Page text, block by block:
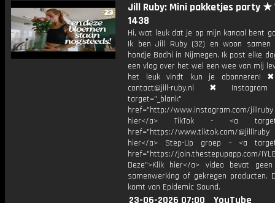
Jill Ruby: Mini pakketjes party ★
1438
Hi, wat leuk dat je op mijn kanaal bent
Ik ben Jill Ruby (32) en woon
hondje Bodhi in Nijmegen. Ik post elke
een vlog over het wel een wee van mij
het leuk vindt kun je abonneren!
contact@jill-ruby.nl ✖
target="_blank"
href="http://www.instagram.com/
hier</a> TikTok - <a
href="https://www.tiktok.com/
hier</a> Step-Up groep - <a
href="https://join.thestepupapp.com/
Deze">Klik hier</a> video bevat
samenwerking of gekregen producten.
komt van Epidemic Sound.
23-06-2026 07:00
YouTube